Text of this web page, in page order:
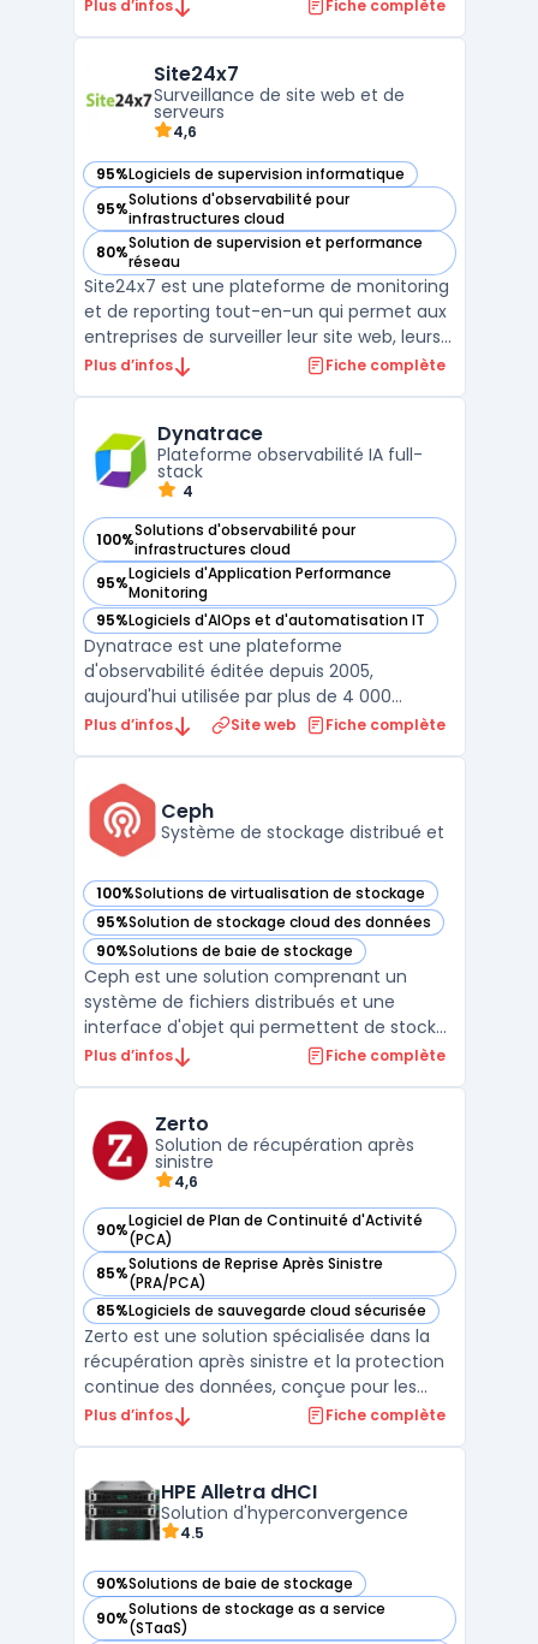
intégrant des composants matériels et
logiciels optimisés ...
Plus d’infos Fiche complète
Site24x7
Surveillance de site web et de
serveurs
4,6
95%Logiciels de supervision informatique
— voir Site24x7 dans cette catégorie
95%Solutions d'observabilité pour
infrastructures cloud
— voir Site24x7 dans cette catégorie
80%Solution de supervision et performance
réseau
— voir Site24x7 dans cette catégorie
Site24x7 est une plateforme de monitoring
et de reporting tout-en-un qui permet aux
entreprises de surveiller leur site web, leurs
serveurs, leurs applications et leur réseau.
personnalisables et les rapports détaillés, l ...
Plus d’infos Fiche complète
Dynatrace
Plateforme observabilité IA full-
stack
4
100%Solutions d'observabilité pour
infrastructures cloud
— voir Dynatrace dans cette catégorie
95%Logiciels d'Application Performance
Monitoring
— voir Dynatrace dans cette catégorie
95%Logiciels d'AIOps et d'automatisation IT
— voir Dynatrace dans cette catégorie
Dynatrace est une plateforme
d'observabilité éditée depuis 2005,
aujourd'hui utilisée par plus de 4 000
entreprises dans 80 pays. Elle repose sur
racines des incidents sans configuration
manuelle de seuils d'alerte. Les don ...
Plus d’infos Site web Fiche complète
Ceph
Système de stockage distribué et
100%Solutions de virtualisation de stockage
— voir Ceph dans cette catégorie
95%Solution de stockage cloud des données
— voir Ceph dans cette catégorie
90%Solutions de baie de stockage
— voir Ceph dans cette catégorie
Ceph est une solution comprenant un
système de fichiers distribués et une
interface d'objet qui permettent de stocker
et de récupérer des données sans passer
hautement évolutif et résilient aux pannes.
Avec Ceph, les ...
Plus d’infos Fiche complète
Zerto
Solution de récupération après
sinistre
4,6
90%Logiciel de Plan de Continuité d'Activité
(PCA)
— voir Zerto dans cette catégorie
85%Solutions de Reprise Après Sinistre
(PRA/PCA)
— voir Zerto dans cette catégorie
85%Logiciels de sauvegarde cloud sécurisée
— voir Zerto dans cette catégorie
Zerto est une solution spécialisée dans la
récupération après sinistre et la protection
continue des données, conçue pour les
entreprises opérant dans des
protection continue, Zerto offre une
disponibilité constante des appl ...
Plus d’infos Fiche complète
HPE Alletra dHCI
Solution d'hyperconvergence
4.5
90%Solutions de baie de stockage
— voir HPE Alletra dHCI dans cette catégorie
90%Solutions de stockage as a service
(STaaS)
— voir HPE Alletra dHCI dans cette catégorie